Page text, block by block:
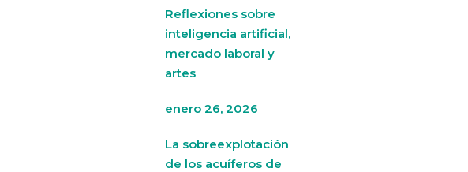
Reflexiones sobre
inteligencia artificial,
mercado laboral y
artes
enero 26, 2026
La sobreexplotación
de los acuíferos de